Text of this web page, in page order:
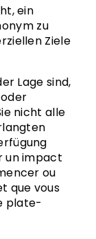
ein
zu
Ziele
Lage sind,
nicht alle
un impact
ou
que vous
plate-